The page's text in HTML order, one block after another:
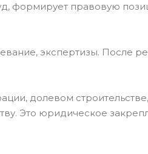
правовую
экспертизы. После
долевом
Это юридическое